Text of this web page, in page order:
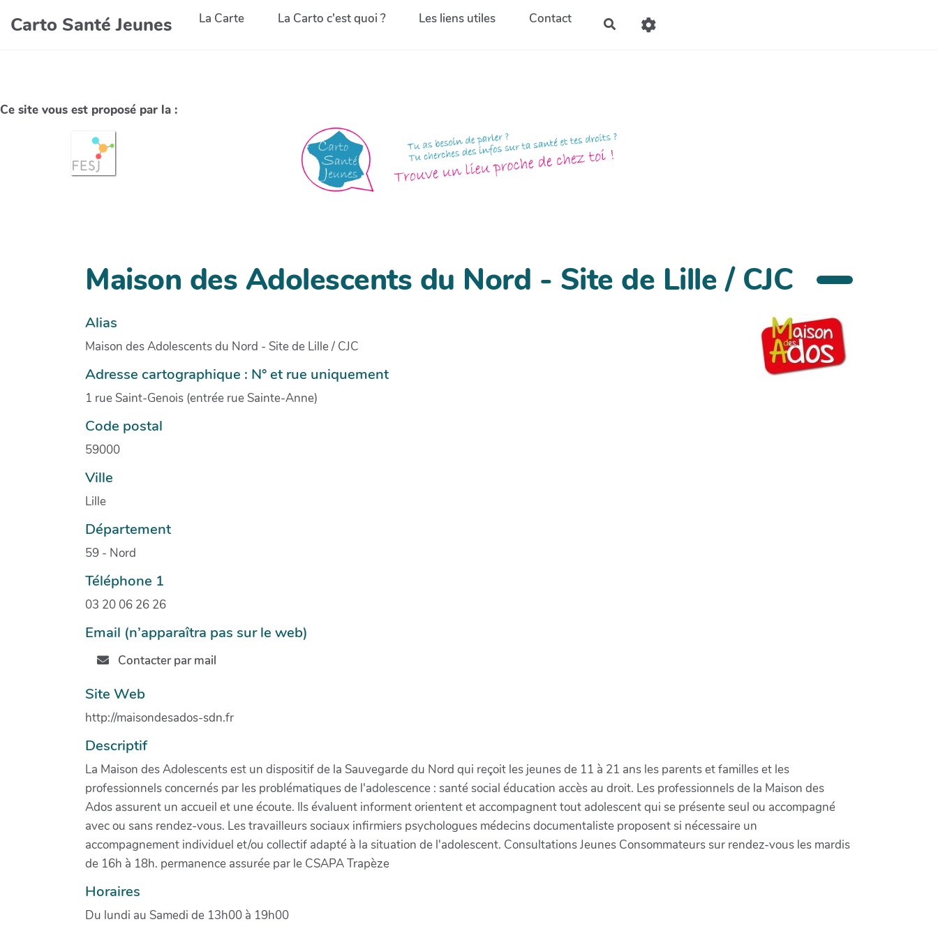
Carto Santé Jeunes La Carte La Carto c'est quoi ? Les liens utiles Contact
Ce site vous est proposé par la :
Maison des Adolescents du Nord - Site de Lille / CJC
Alias
Maison des Adolescents du Nord - Site de Lille / CJC
Adresse cartographique : N° et rue uniquement
1 rue Saint-Genois (entrée rue Sainte-Anne)
Code postal
59000
Ville
Lille
Département
59 - Nord
Téléphone 1
03 20 06 26 26
Email (n’apparaîtra pas sur le web)
Contacter par mail
Site Web
http://maisondesados-sdn.fr
Descriptif
La Maison des Adolescents est un dispositif de la Sauvegarde du Nord qui reçoit les jeunes de 11 à 21 ans les parents et familles et les
professionnels concernés par les problématiques de l'adolescence : santé social éducation accès au droit. Les professionnels de la Maison des
Ados assurent un accueil et une écoute. Ils évaluent informent orientent et accompagnent tout adolescent qui se présente seul ou accompagné
avec ou sans rendez-vous. Les travailleurs sociaux infirmiers psychologues médecins documentaliste proposent si nécessaire un
accompagnement individuel et/ou collectif adapté à la situation de l'adolescent. Consultations Jeunes Consommateurs sur rendez-vous les mardis
de 16h à 18h. permanence assurée par le CSAPA Trapèze
Horaires
Du lundi au Samedi de 13h00 à 19h00